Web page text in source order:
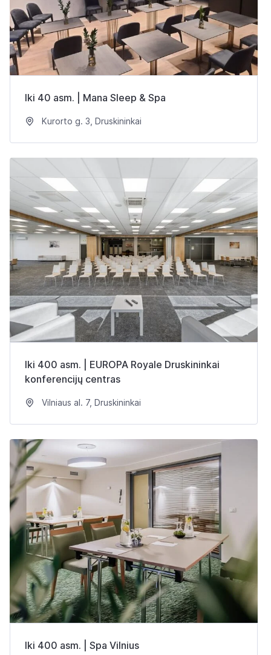
Iki 40 asm. | Mana Sleep & Spa
Kurorto g. 3, Druskininkai
Iki 400 asm. | EUROPA Royale Druskininkai
konferencijų centras
Vilniaus al. 7, Druskininkai
Iki 400 asm. | Spa Vilnius